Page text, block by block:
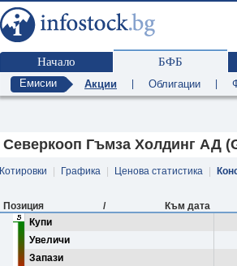
Начало БФБ
Емисии Акции Облигации
Северкооп Гъмза Холдинг АД
Котировки Графика Ценова статистика
Към дата
Позиция
/
Купи
Увеличи
Запази